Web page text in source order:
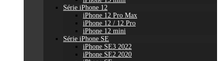
Série iPhone 12
iPhone 12 Pro Max
iPhone 12 / 12 Pro
iPhone 12 mini
Série iPhone SE
iPhone SE3 2022
iPhone SE2 2020